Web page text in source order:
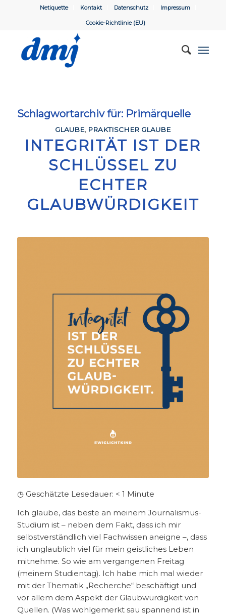
Netiquette Kontakt Datenschutz Impressum
Cookie-Richtlinie (EU)
Schlagwortarchiv für: Primärquelle
GLAUBE, PRAKTISCHER GLAUBE
INTEGRITÄT IST DER
SCHLÜSSEL ZU
ECHTER
GLAUBWÜRDIGKEIT
◷ Geschätzte Lesedauer: < 1 Minute
Ich glaube, das beste an meinem Journalismus-
Studium ist – neben dem Fakt, dass ich mir
selbstverständlich viel Fachwissen aneigne –, dass
ich unglaublich viel für mein geistliches Leben
mitnehme. So wie am vergangenen Freitag
(meinem Studientag). Ich habe mich mal wieder
mit der Thematik „Recherche“ beschäftigt und
vor allem dem Aspekt der Glaubwürdigkeit von
Quellen. (Was wohlgemerkt sau spannend ist in